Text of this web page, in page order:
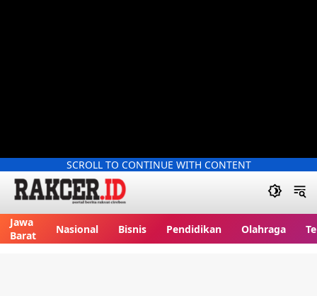
SCROLL TO CONTINUE WITH CONTENT
Jawa
Barat
Nasional Bisnis Pendidikan Olahraga